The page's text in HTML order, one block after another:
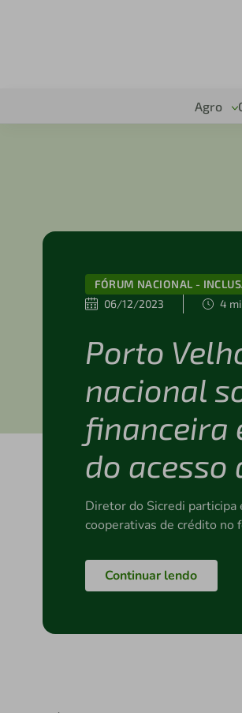
Agro
FÓRUM NACIONAL -
06/12/2023
4
Porto
nacional
financeira
do acesso
Diretor do Sicredi participa
cooperativas de crédito no
Continuar lendo